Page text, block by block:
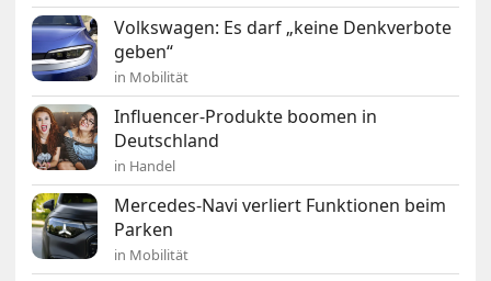
Volkswagen: Es darf „keine Denkverbote
geben“
in Mobilität
Influencer-Produkte boomen in
Deutschland
in Handel
Mercedes-Navi verliert Funktionen beim
Parken
in Mobilität